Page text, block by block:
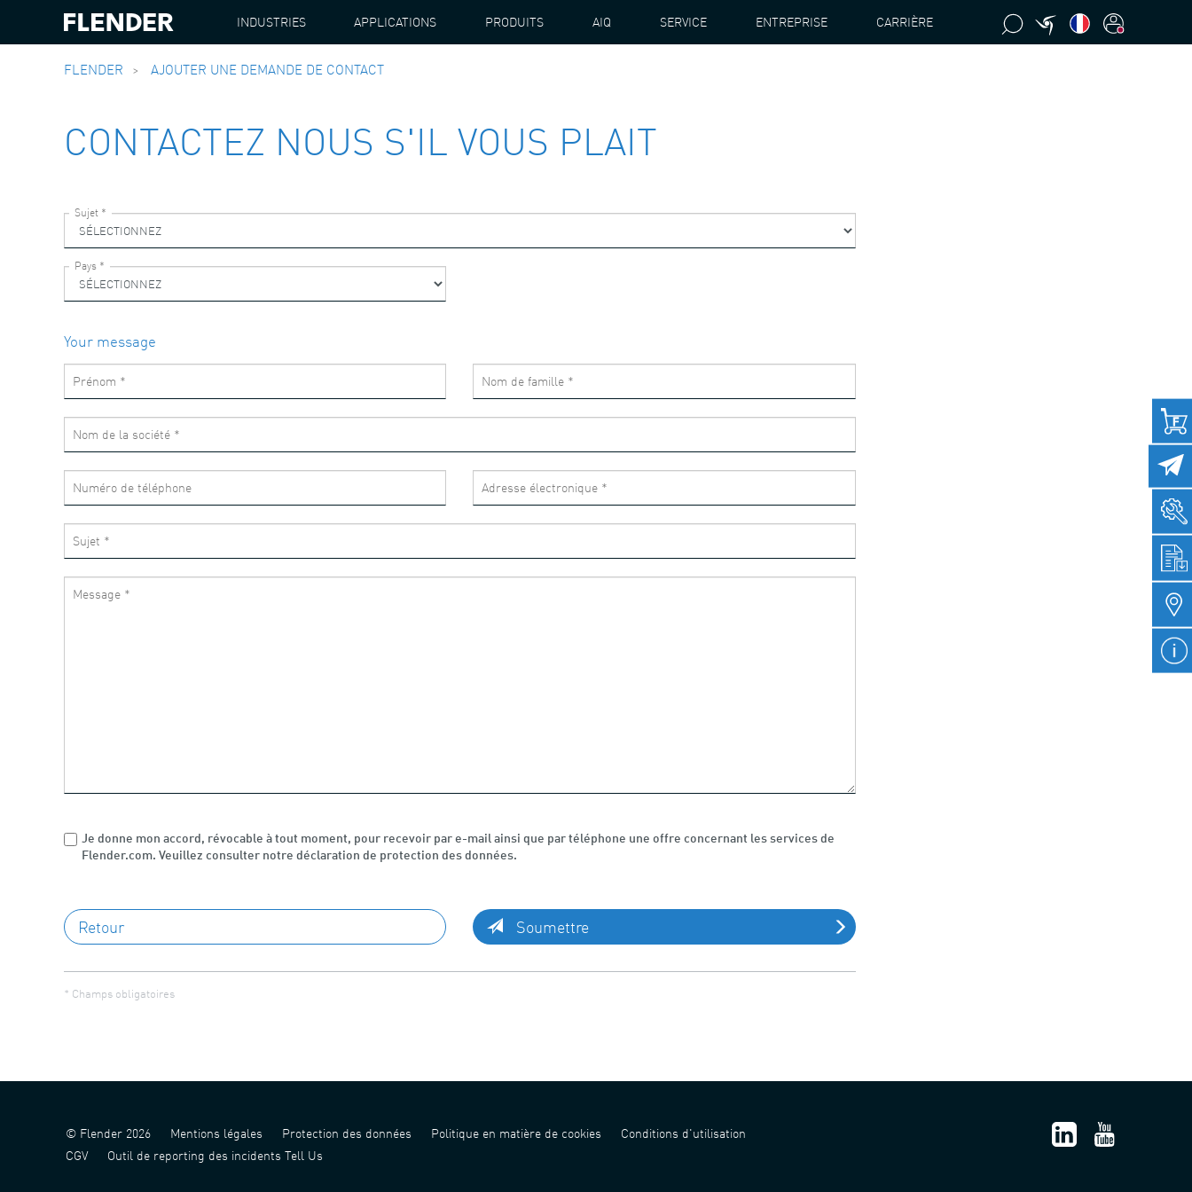
INDUSTRIES APPLICATIONS PRODUITS AIQ SERVICE ENTREPRISE CARRIÈRE
FLENDER AJOUTER UNE DEMANDE DE CONTACT
CONTACTEZ NOUS S'IL VOUS PLAIT
Your message
Je donne mon accord, révocable à tout moment, pour recevoir par e-mail ainsi que par téléphone une offre concernant les services de
Flender.com. Veuillez consulter notre déclaration de protection des données.
Soumettre
* Champs obligatoires
© Flender 2026 Mentions légales Protection des données Politique en matière de cookies
Conditions d'utilisation
CGV
Outil de reporting des incidents Tell Us